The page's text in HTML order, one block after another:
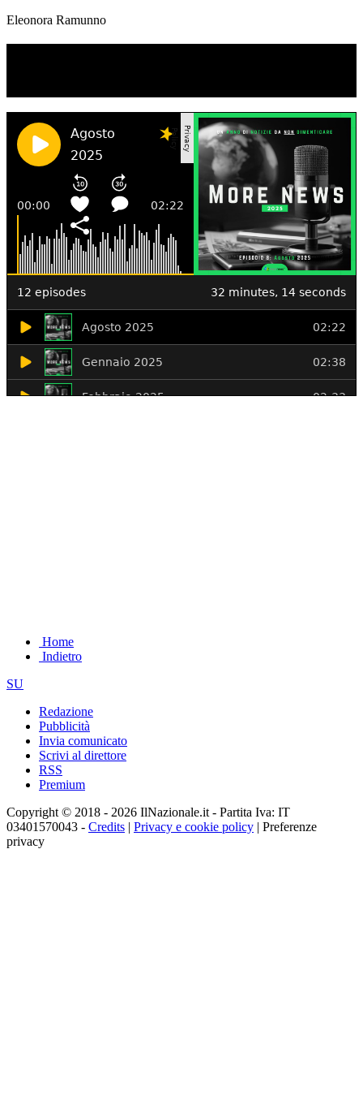
Eleonora Ramunno
Home
Indietro
SU
Redazione
Pubblicità
Invia comunicato
Scrivi al direttore
RSS
Premium
Copyright © 2018 - 2026 IlNazionale.it - Partita Iva: IT
03401570043 - Credits | Privacy e cookie policy | Preferenze
privacy